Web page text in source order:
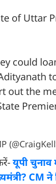
of Uttar
could
out the
यूपी चुनाव
CM